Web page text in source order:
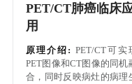
PET/CT肺癌临床
用
原理介绍: PET/CT可实
PET图像和CT图像的同机
合，同时反映病灶的病理